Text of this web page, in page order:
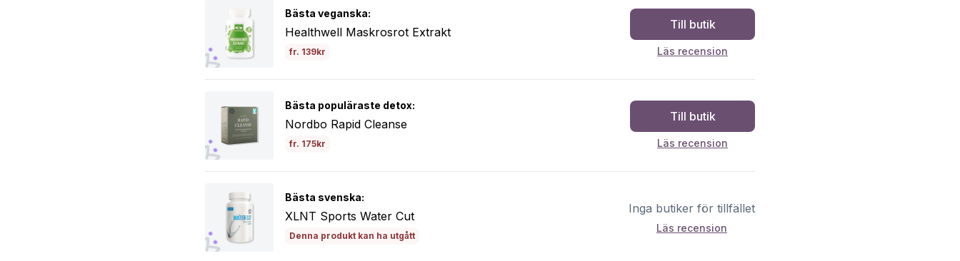
Bästa veganska:
Healthwell Maskrosrot Extrakt
fr. 139kr
Till butik
Läs recension
Bästa populäraste detox:
Nordbo Rapid Cleanse
fr. 175kr
Till butik
Läs recension
Bästa svenska:
XLNT Sports Water Cut
Denna produkt kan ha utgått
Inga butiker för tillfället
Läs recension